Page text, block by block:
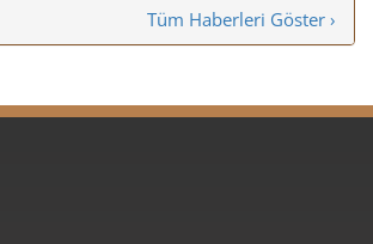
Tüm Haberleri Göster ›